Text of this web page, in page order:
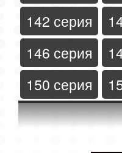
142 серия
146 серия
150 серия
154 серия